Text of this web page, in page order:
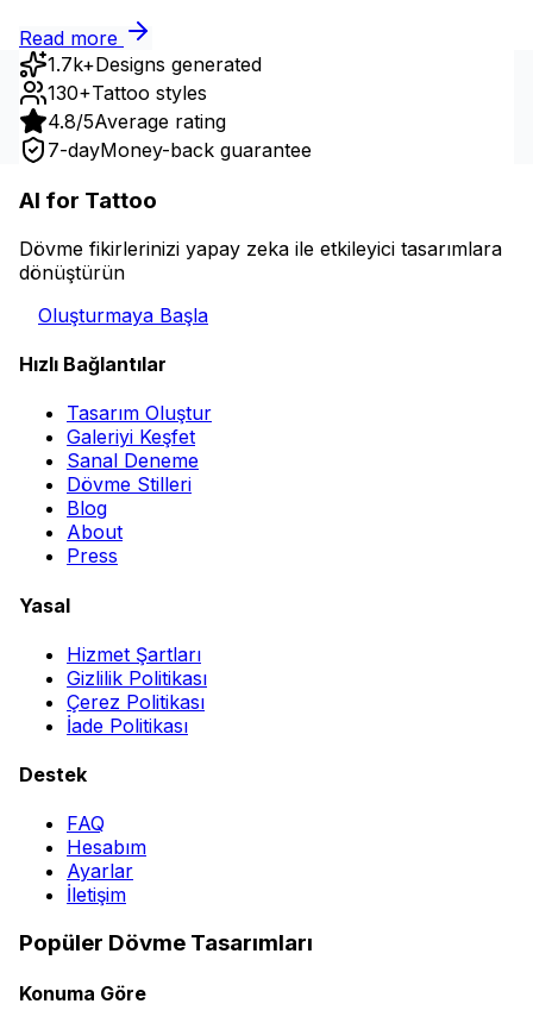
Read more
1.7k+Designs generated
130+Tattoo styles
4.8/5Average rating
7-dayMoney-back guarantee
AI for Tattoo
Dövme fikirlerinizi yapay zeka ile etkileyici tasarımlara
dönüştürün
Oluşturmaya Başla
Hızlı Bağlantılar
Tasarım Oluştur
Galeriyi Keşfet
Sanal Deneme
Dövme Stilleri
Blog
About
Press
Yasal
Hizmet Şartları
Gizlilik Politikası
Çerez Politikası
İade Politikası
Destek
FAQ
Hesabım
Ayarlar
İletişim
Popüler Dövme Tasarımları
Konuma Göre